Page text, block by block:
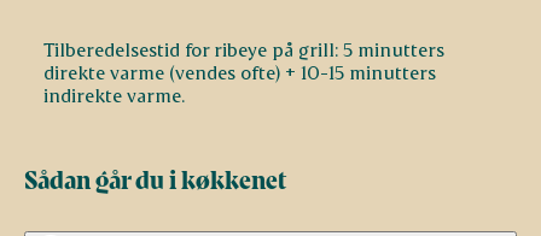
Tilberedelsestid for ribeye på grill: 5 minutters
direkte varme (vendes ofte) + 10-15 minutters
indirekte varme.
Sådan går du i køkkenet